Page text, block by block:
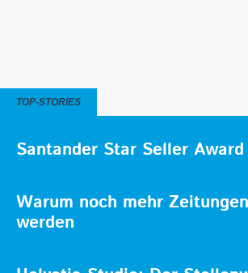
TOP-STORIES
Santander Star Seller
Warum noch mehr
werden